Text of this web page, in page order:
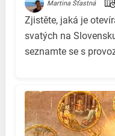
Martina Šťastná
Zjistěte, jaká je
svatých na
seznamte se s